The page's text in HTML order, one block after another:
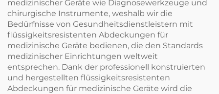
medizinischer Geräte wie Diagnosewerkzeuge und
chirurgische Instrumente, weshalb wir die
Bedürfnisse von Gesundheitsdienstleistern mit
flüssigkeitsresistenten Abdeckungen für
medizinische Geräte bedienen, die den Standards
medizinischer Einrichtungen weltweit
entsprechen. Dank der professionell konstruierten
und hergestellten flüssigkeitsresistenten
Abdeckungen für medizinische Geräte wird die